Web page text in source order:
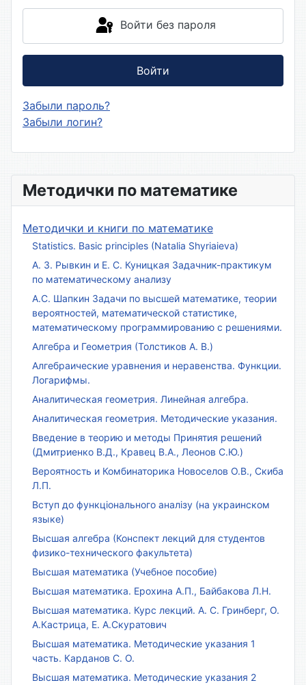
Методички по математике
Методички и книги по математике
Statistics. Basic principles (Natalia Shyriaieva)
А. З. Рывкин и Е. С. Куницкая Задачник-практикум
по математическому анализу
А.С. Шапкин Задачи по высшей математике, теории
вероятностей, математической статистике,
математическому программированию с решениями.
Алгебра и Геометрия (Толстиков А. В.)
Алгебраические уравнения и неравенства. Функции.
Логарифмы.
Аналитическая геометрия. Линейная алгебра.
Аналитическая геометрия. Методические указания.
Введение в теорию и методы Принятия решений
(Дмитриенко В.Д., Кравец В.А., Леонов С.Ю.)
Вероятность и Комбинаторика Новоселов О.В., Скиба
Л.П.
Вступ до функціонального аналізу (на украинском
языке)
Высшая алгебра (Конспект лекций для студентов
физико-технического факультета)
Высшая математика (Учебное пособие)
Высшая математика. Ерохина А.П., Байбакова Л.Н.
Высшая математика. Курс лекций. А. С. Гринберг, О.
А.Кастрица, Е. А.Скуратович
Высшая математика. Методические указания 1
часть. Карданов С. О.
Высшая математика. Методические указания 2
Войти без пароля
Войти
Забыли пароль?
Забыли логин?